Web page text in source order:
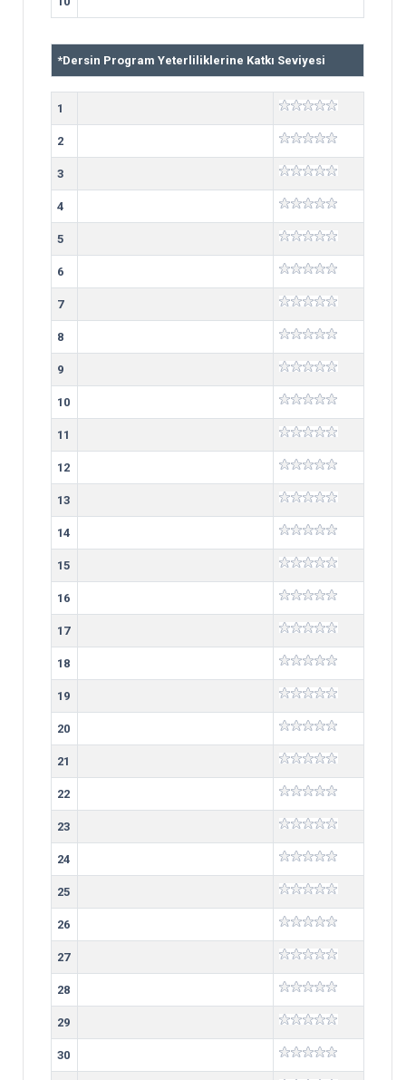
*Dersin Program Yeterliliklerine Katkı Seviyesi
1
2
3
4
5
6
7
8
9
10
11
12
13
14
15
16
17
18
19
20
21
22
23
24
25
26
27
28
29
30